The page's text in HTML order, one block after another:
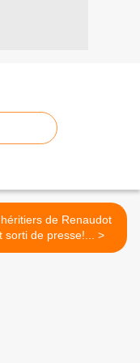
de Renaudot
est sorti de presse!... >